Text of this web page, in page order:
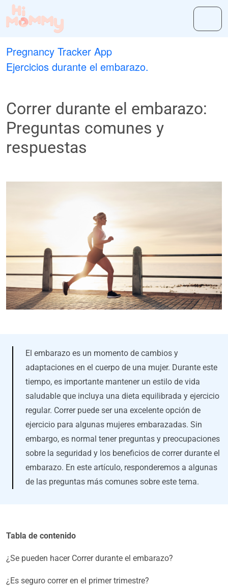
Pregnancy Tracker App
Ejercicios durante el embarazo.
Correr durante el embarazo:
Preguntas comunes y
respuestas
El embarazo es un momento de cambios y
adaptaciones en el cuerpo de una mujer. Durante este
tiempo, es importante mantener un estilo de vida
saludable que incluya una dieta equilibrada y ejercicio
regular. Correr puede ser una excelente opción de
ejercicio para algunas mujeres embarazadas. Sin
embargo, es normal tener preguntas y preocupaciones
sobre la seguridad y los beneficios de correr durante el
embarazo. En este artículo, responderemos a algunas
de las preguntas más comunes sobre este tema.
Tabla de contenido
¿Se pueden hacer Correr durante el embarazo?
¿Es seguro correr en el primer trimestre?